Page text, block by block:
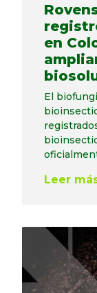
en
El
Leer